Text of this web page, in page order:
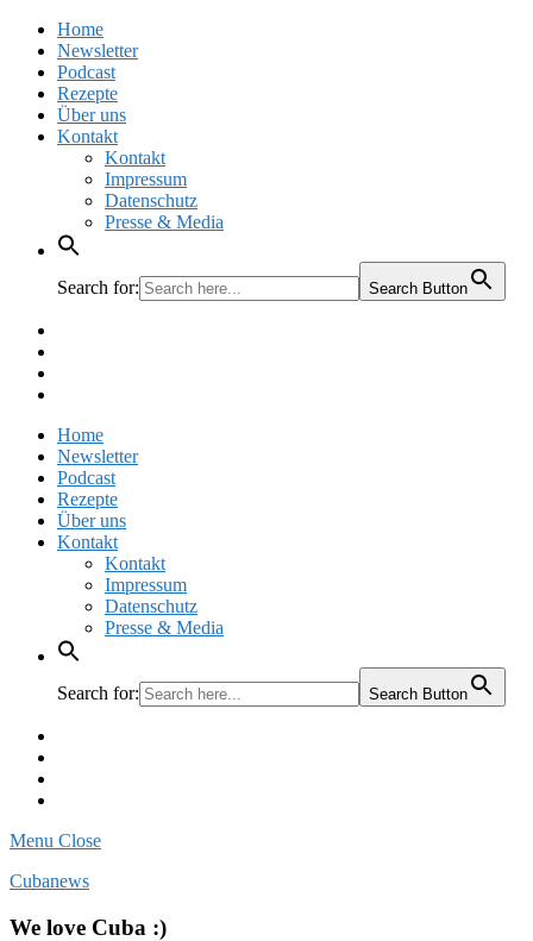
Home
Newsletter
Podcast
Rezepte
Über uns
Kontakt
Kontakt
Impressum
Datenschutz
Presse & Media
Search for: Search Button
Home
Newsletter
Podcast
Rezepte
Über uns
Kontakt
Kontakt
Impressum
Datenschutz
Presse & Media
Search for: Search Button
Menu Close
Cubanews
We love Cuba :)